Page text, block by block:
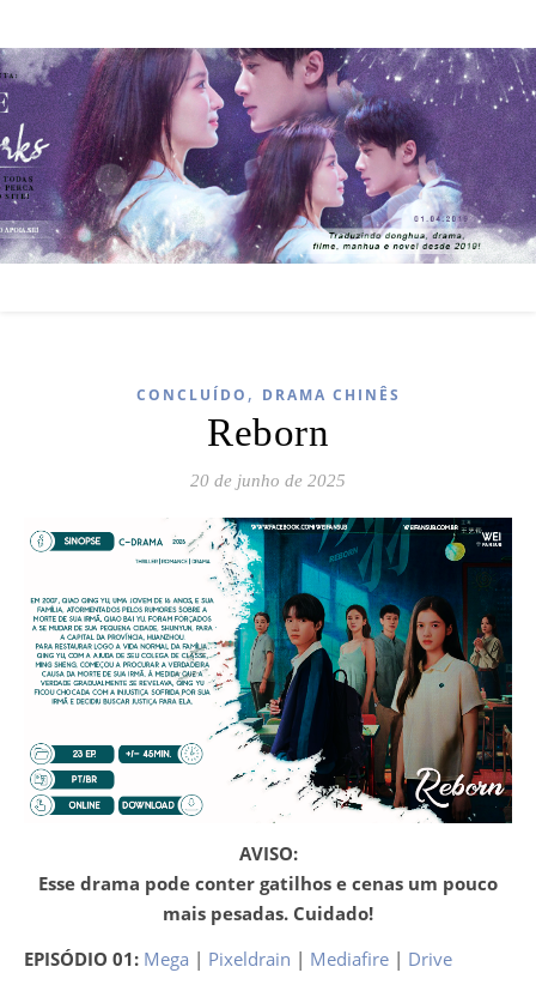
CONCLUÍDO , DRAMA CHINÊS
Reborn
20 de junho de 2025
AVISO:
Esse drama pode conter gatilhos e cenas um pouco
mais pesadas. Cuidado!
EPISÓDIO 01: Mega | Pixeldrain | Mediafire | Drive